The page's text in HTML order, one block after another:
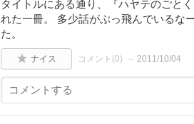
タイトルにある通り、『ハヤテのごと
れた一冊。 多少話がぶっ飛んでいるな
た。
ナイス コメント(0) 2011/10/04